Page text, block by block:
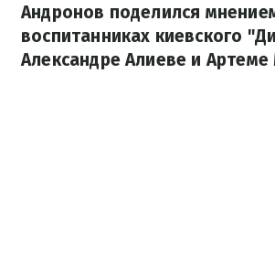
Андронов поделился
воспитанниках киевского
Александре Алиеве и